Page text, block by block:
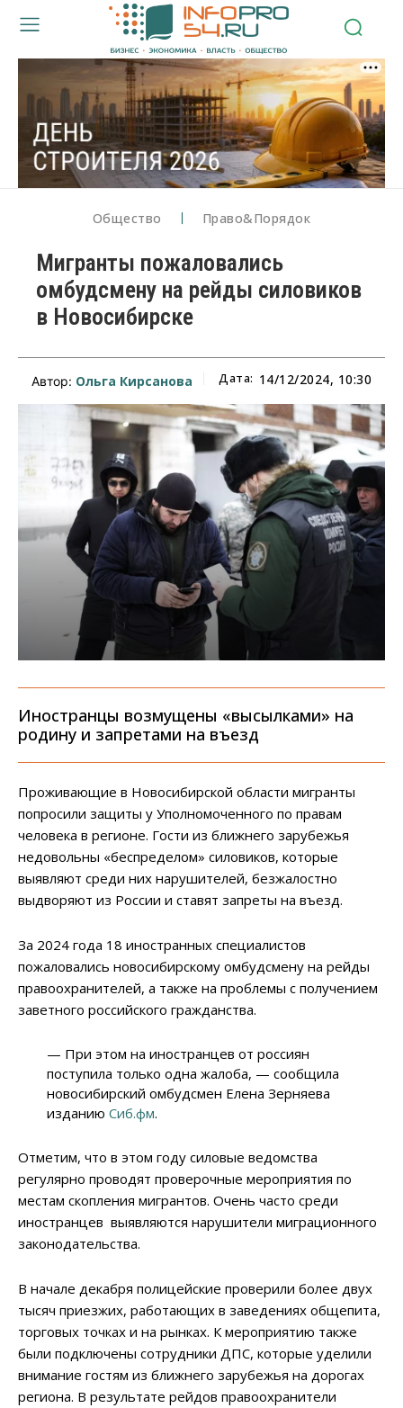
Общество Право&Порядок
Мигранты пожаловались
омбудсмену на рейды силовиков
в Новосибирске
Автор: Ольга Кирсанова Дата: 14/12/2024, 10:30
Иностранцы возмущены «высылками» на
родину и запретами на въезд
Проживающие в Новосибирской области мигранты
попросили защиты у Уполномоченного по правам
человека в регионе. Гости из ближнего зарубежья
недовольны «беспределом» силовиков, которые
выявляют среди них нарушителей, безжалостно
выдворяют из России и ставят запреты на въезд.
За 2024 года 18 иностранных специалистов
пожаловались новосибирскому омбудсмену на рейды
правоохранителей, а также на проблемы с получением
заветного российского гражданства.
— При этом на иностранцев от россиян
поступила только одна жалоба, — сообщила
новосибирский омбудсмен Елена Зерняева
изданиюСиб.фм.
Отметим, что в этом году силовые ведомства
регулярно проводят проверочные мероприятия по
местам скопления мигрантов. Очень часто среди
иностранцев выявляются нарушители миграционного
законодательства.
В начале декабря полицейские проверили более двух
тысяч приезжих, работающих в заведениях общепита,
торговых точках и на рынках. К мероприятию также
были подключены сотрудники ДПС, которые уделили
внимание гостям из ближнего зарубежья на дорогах
региона. В результате рейдов правоохранители